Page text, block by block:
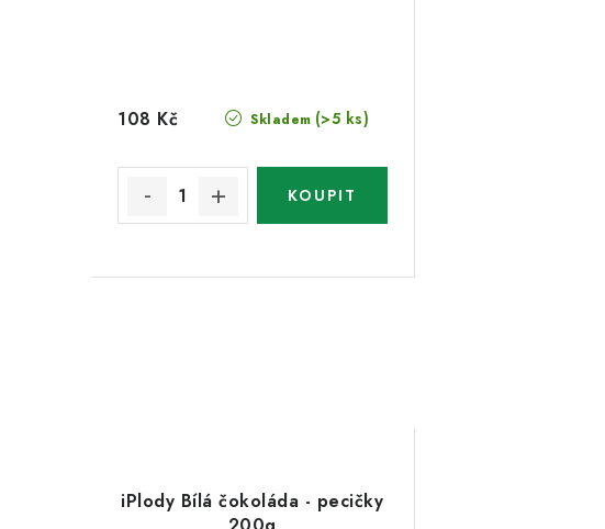
Skladem (>5 ks)
108 Kč
iPlody Bílá čokoláda - pecičky